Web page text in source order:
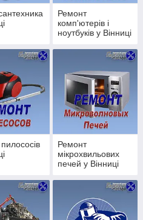
ВИХІДНИХ!
- 20.00
Ремонт
комп'ютерів і
ноутбуків у Вінниці
Ремонт
мікрохвильових
печей у Вінниці